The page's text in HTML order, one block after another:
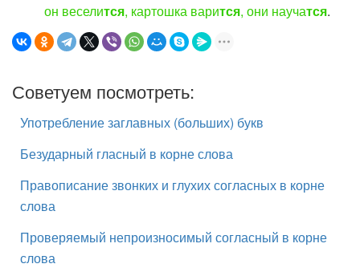
он веселится, картошка варится, они научатся.
Советуем посмотреть:
Употребление заглавных (больших) букв
Безударный гласный в корне слова
Правописание звонких и глухих согласных в корне
слова
Проверяемый непроизносимый согласный в корне
слова